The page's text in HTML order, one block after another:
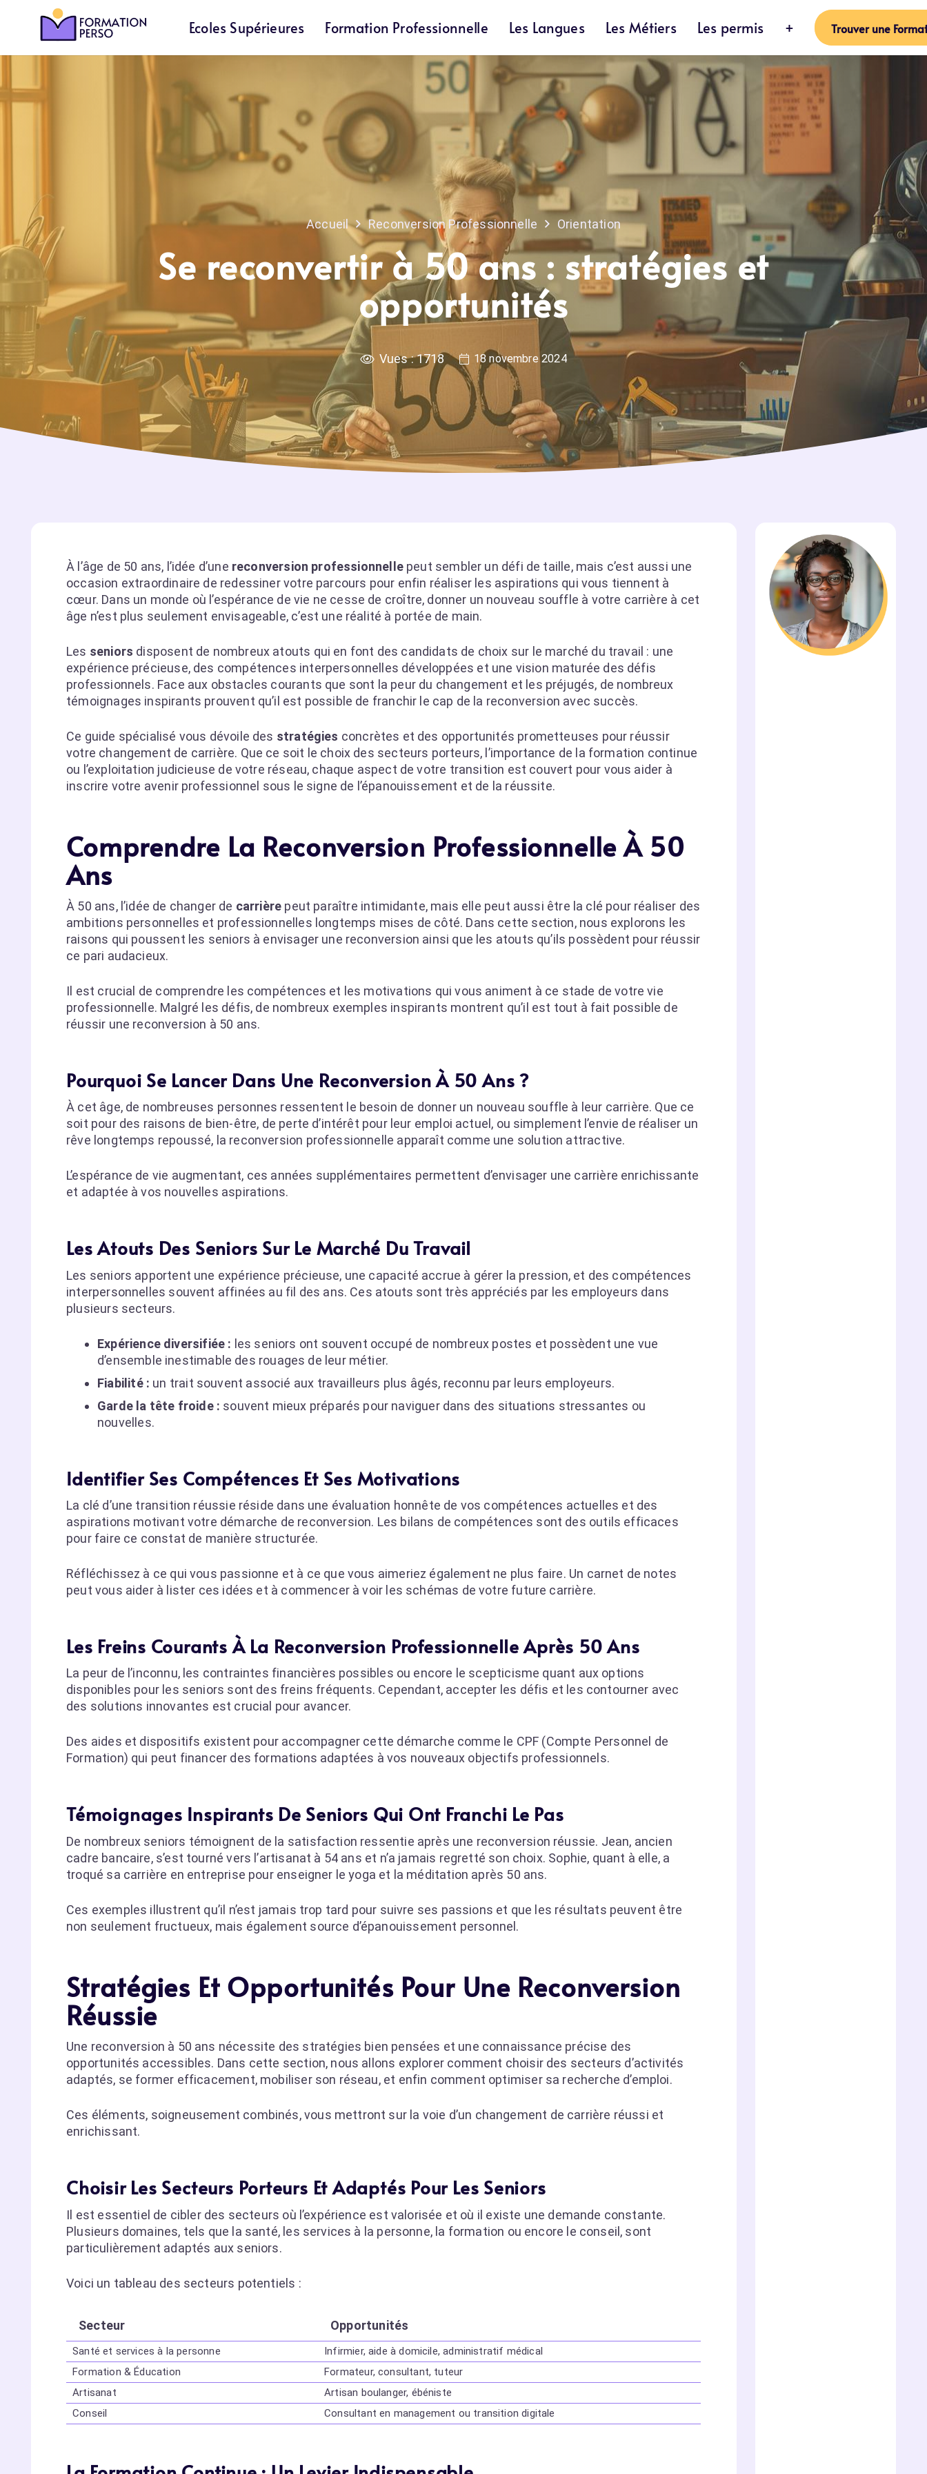
Ecoles Supérieures Formation Professionnelle Les Langues Les Métiers Les permis + Trouver une
Accueil Reconversion Professionnelle Orientation
Se reconvertir à 50 ans : stratégies et
opportunités
Vues :1718 18 novembre 2024
À l’âge de 50 ans, l’idée d’une reconversion professionnellepeut sembler un défi de taille, mais c’est aussi une
occasion extraordinaire de redessiner votre parcours pour enfin réaliser les aspirations qui vous tiennent à
cœur. Dans un monde où l’espérance de vie ne cesse de croître, donner un nouveau souffle à votre carrière à cet
âge n’est plus seulement envisageable, c’est une réalité à portée de main.
Les seniors disposent de nombreux atouts qui en font des candidats de choix sur le marché du travail : une
expérience précieuse, des compétences interpersonnelles développées et une vision maturée des défis
professionnels. Face aux obstacles courants que sont la peur du changement et les préjugés, de nombreux
témoignages inspirants prouvent qu’il est possible de franchir le cap de la reconversion avec succès.
Ce guide spécialisé vous dévoile des stratégies concrètes et des opportunités prometteuses pour réussir
votre changement de carrière. Que ce soit le choix des secteurs porteurs, l’importance de la formation continue
ou l’exploitation judicieuse de votre réseau, chaque aspect de votre transition est couvert pour vous aider à
inscrire votre avenir professionnel sous le signe de l’épanouissement et de la réussite.
Comprendre La Reconversion Professionnelle À 50
Ans
À 50 ans, l’idée de changer de carrière peut paraître intimidante, mais elle peut aussi être la clé pour réaliser des
ambitions personnelles et professionnelles longtemps mises de côté. Dans cette section, nous explorons les
raisons qui poussent les seniors à envisager une reconversion ainsi que les atouts qu’ils possèdent pour réussir
ce pari audacieux.
Il est crucial de comprendre les compétences et les motivations qui vous animent à ce stade de votre vie
professionnelle. Malgré les défis, de nombreux exemples inspirants montrent qu’il est tout à fait possible de
réussir une reconversion à 50 ans.
Pourquoi Se Lancer Dans Une Reconversion À 50 Ans ?
À cet âge, de nombreuses personnes ressentent le besoin de donner un nouveau souffle à leur carrière. Que ce
soit pour des raisons de bien-être, de perte d’intérêt pour leur emploi actuel, ou simplement l’envie de réaliser un
rêve longtemps repoussé, la reconversion professionnelle apparaît comme une solution attractive.
L’espérance de vie augmentant, ces années supplémentaires permettent d’envisager une carrière enrichissante
et adaptée à vos nouvelles aspirations.
Les Atouts Des Seniors Sur Le Marché Du Travail
Les seniors apportent une expérience précieuse, une capacité accrue à gérer la pression, et des compétences
interpersonnelles souvent affinées au fil des ans. Ces atouts sont très appréciés par les employeurs dans
plusieurs secteurs.
Expérience diversifiée : les seniors ont souvent occupé de nombreux postes et possèdent une vue
d’ensemble inestimable des rouages de leur métier.
Fiabilité : un trait souvent associé aux travailleurs plus âgés, reconnu par leurs employeurs.
Garde la tête froide : souvent mieux préparés pour naviguer dans des situations stressantes ou
nouvelles.
Identifier Ses Compétences Et Ses Motivations
La clé d’une transition réussie réside dans une évaluation honnête de vos compétences actuelles et des
aspirations motivant votre démarche de reconversion. Les bilans de compétences sont des outils efficaces
pour faire ce constat de manière structurée.
Réfléchissez à ce qui vous passionne et à ce que vous aimeriez également ne plus faire. Un carnet de notes
peut vous aider à lister ces idées et à commencer à voir les schémas de votre future carrière.
Les Freins Courants À La Reconversion Professionnelle Après 50 Ans
La peur de l’inconnu, les contraintes financières possibles ou encore le scepticisme quant aux options
disponibles pour les seniors sont des freins fréquents. Cependant, accepter les défis et les contourner avec
des solutions innovantes est crucial pour avancer.
Des aides et dispositifs existent pour accompagner cette démarche comme le CPF (Compte Personnel de
Formation) qui peut financer des formations adaptées à vos nouveaux objectifs professionnels.
Témoignages Inspirants De Seniors Qui Ont Franchi Le Pas
De nombreux seniors témoignent de la satisfaction ressentie après une reconversion réussie. Jean, ancien
cadre bancaire, s’est tourné vers l’artisanat à 54 ans et n’a jamais regretté son choix. Sophie, quant à elle, a
troqué sa carrière en entreprise pour enseigner le yoga et la méditation après 50 ans.
Ces exemples illustrent qu’il n’est jamais trop tard pour suivre ses passions et que les résultats peuvent être
non seulement fructueux, mais également source d’épanouissement personnel.
Stratégies Et Opportunités Pour Une Reconversion
Réussie
Une reconversion à 50 ans nécessite des stratégies bien pensées et une connaissance précise des
opportunités accessibles. Dans cette section, nous allons explorer comment choisir des secteurs d’activités
adaptés, se former efficacement, mobiliser son réseau, et enfin comment optimiser sa recherche d’emploi.
Ces éléments, soigneusement combinés, vous mettront sur la voie d’un changement de carrière réussi et
enrichissant.
Choisir Les Secteurs Porteurs Et Adaptés Pour Les Seniors
Il est essentiel de cibler des secteurs où l’expérience est valorisée et où il existe une demande constante.
Plusieurs domaines, tels que la santé, les services à la personne, la formation ou encore le conseil, sont
particulièrement adaptés aux seniors.
Voici un tableau des secteurs potentiels :
Secteur Opportunités
Santé et services à la personne
Infirmier, aide à domicile, administratif médical
Formation & Éducation
Formateur, consultant, tuteur
Artisanat
Artisan boulanger, ébéniste
Conseil
Consultant en management ou transition digitale